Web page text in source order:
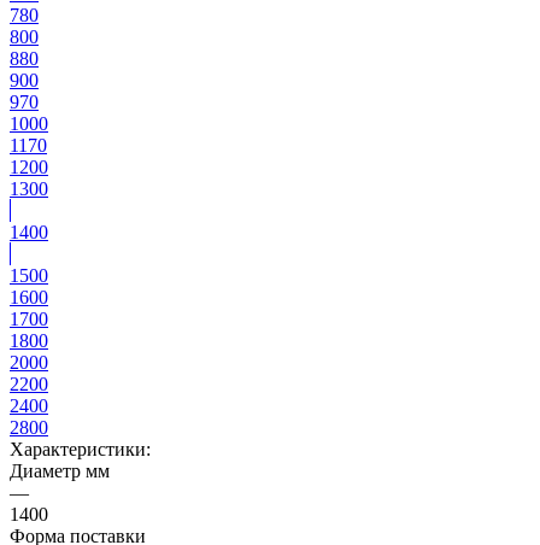
780
800
880
900
970
1000
1170
1200
1300
1400
1500
1600
1700
1800
2000
2200
2400
2800
Характеристики:
Диаметр мм
—
1400
Форма поставки